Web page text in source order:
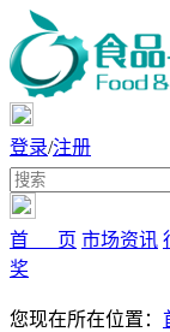
登录/注册
首 页 市场资讯
奖
您现在所在位置：